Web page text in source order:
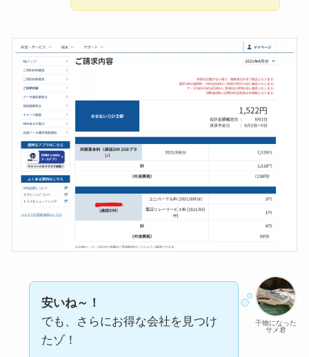
干物になった
サメ君
安いね～！
でも、さらにお得な会社を見つけ
たゾ！